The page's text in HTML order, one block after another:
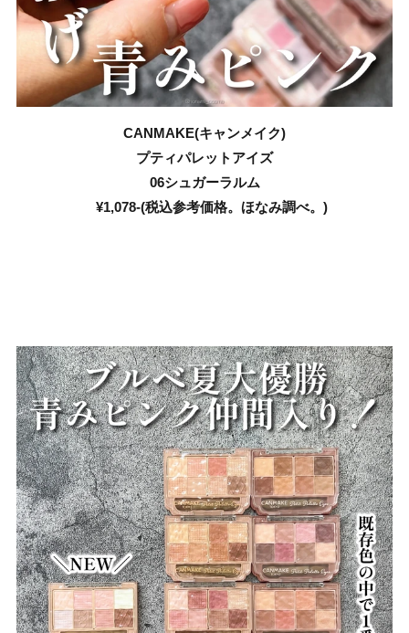
CANMAKE(キャンメイク)
プティパレットアイズ
06シュガーラルム
¥1,078-(税込参考価格。ほなみ調べ。)